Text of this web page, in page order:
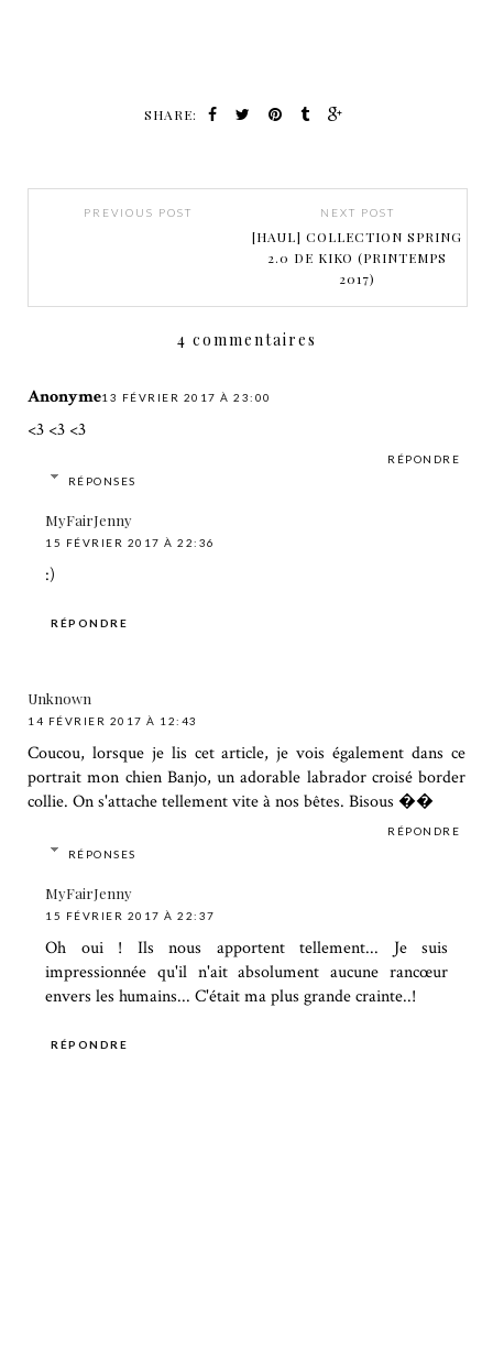
SHARE:
PREVIOUS POST NEXT POST
[HAUL] COLLECTION SPRING
2.0 DE KIKO (PRINTEMPS
2017)
4 commentaires
Anonyme13 FÉVRIER 2017 À 23:00
<3 <3 <3
RÉPONDRE
RÉPONSES
MyFairJenny
15 FÉVRIER 2017 À 22:36
:)
RÉPONDRE
Unknown
14 FÉVRIER 2017 À 12:43
Coucou, lorsque je lis cet article, je vois également dans ce
portrait mon chien Banjo, un adorable labrador croisé border
collie. On s'attache tellement vite à nos bêtes. Bisous ��
RÉPONDRE
RÉPONSES
MyFairJenny
15 FÉVRIER 2017 À 22:37
Oh oui ! Ils nous apportent tellement... Je suis
impressionnée qu'il n'ait absolument aucune rancœur
envers les humains... C'était ma plus grande crainte..!
RÉPONDRE